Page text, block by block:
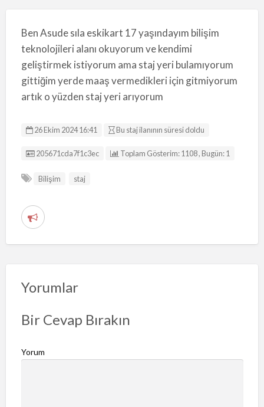
Ben Asude sıla eskikart 17 yaşındayım bilişim
teknolojileri alanı okuyorum ve kendimi
geliştirmek istiyorum ama staj yeri bulamıyorum
gittiğim yerde maaş vermedikleri için gitmiyorum
artık o yüzden staj yeri arıyorum
26 Ekim 2024 16:41 Bu staj ilanının süresi doldu
Listing ID
205671cda7f1c3ec Toplam Gösterim: 1108 , Bugün: 1
Bilişim staj
S
n
i
l
i
Yorumlar
Bir Cevap Bırakın
Yorum